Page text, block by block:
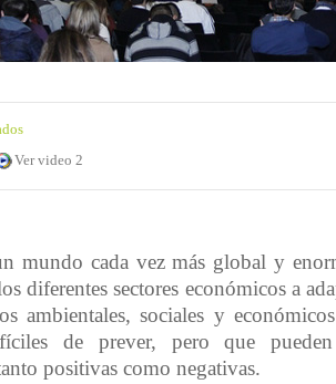
Ver video 2
mundo cada vez más global y
diferentes sectores económicos a
ambientales, sociales y
de prever, pero que pueden
positivas como negativas.